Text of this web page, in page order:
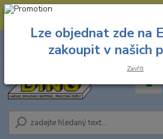
--- Spojovací materiál: 774 431 045 ---
8.00 hod. - 16.00 hod.
Lze objednat zde na
zakoupit v našich
Zavřít